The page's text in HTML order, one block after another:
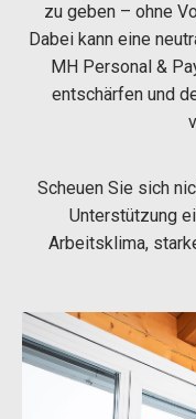
zu geben – ohne
Dabei kann eine
MH Personal &
entschärfen und
Scheuen Sie sich
Unterstützung
Arbeitsklima,